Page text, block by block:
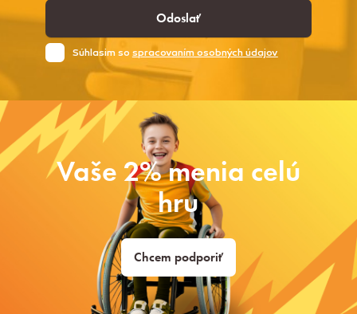
Odoslať
Súhlasim so spracovaním osobných údajov
Vaše 2% menia celú
hru
Chcem podporiť